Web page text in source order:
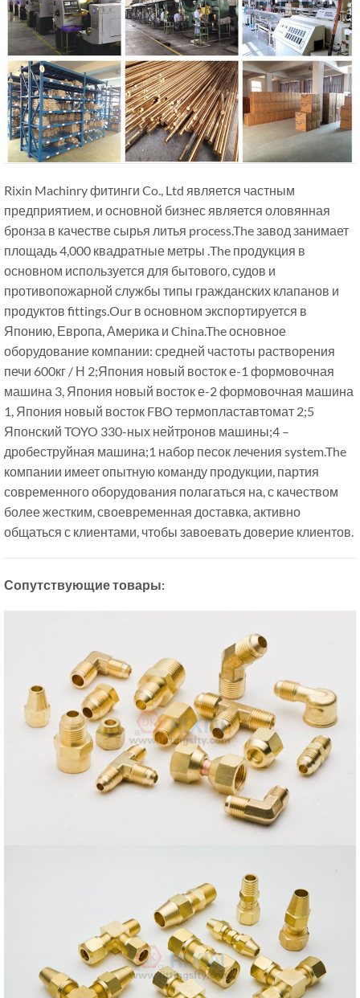
Rixin Machinry фитинги Co., Ltd является частным
предприятием, и основной бизнес является оловянная
бронза в качестве сырья литья process.The завод занимает
площадь 4,000 квадратные метры .The продукция в
основном используется для бытового, судов и
противопожарной службы типы гражданских клапанов и
продуктов fittings.Our в основном экспортируется в
Японию, Европа, Америка и China.The основное
оборудование компании: средней частоты растворения
печи 600кг / Н 2;Япония новый восток е-1 формовочная
машина 3, Япония новый восток е-2 формовочная машина
1, Япония новый восток FBO термопластавтомат 2;5
Японский TOYO 330-ных нейтронов машины;4 –
дробеструйная машина;1 набор песок лечения system.The
компании имеет опытную команду продукции, партия
современного оборудования полагаться на, с качеством
более жестким, своевременная доставка, активно
общаться с клиентами, чтобы завоевать доверие клиентов.
Сопутствующие товары: